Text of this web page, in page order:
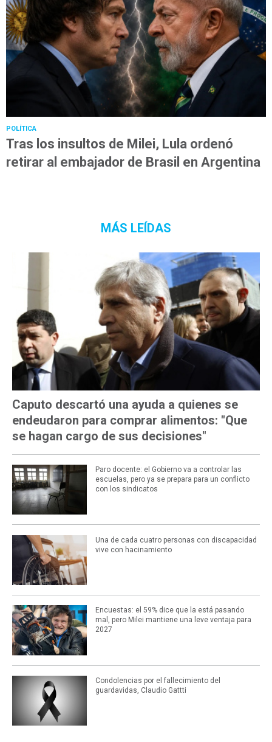
POLÍTICA
Tras los insultos de Milei, Lula ordenó
retirar al embajador de Brasil en Argentina
MÁS LEÍDAS
Caputo descartó una ayuda a quienes se
endeudaron para comprar alimentos: "Que
se hagan cargo de sus decisiones"
Paro docente: el Gobierno va a controlar las
escuelas, pero ya se prepara para un conflicto
con los sindicatos
Una de cada cuatro personas con discapacidad
vive con hacinamiento
Encuestas: el 59% dice que la está pasando
mal, pero Milei mantiene una leve ventaja para
2027
Condolencias por el fallecimiento del
guardavidas, Claudio Gattti